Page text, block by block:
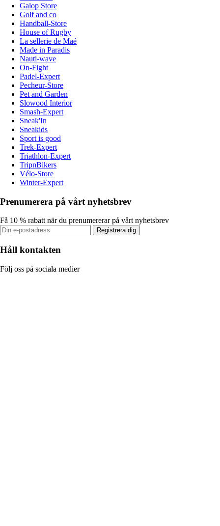
Galop Store
Golf and co
Handball-Store
House of Rugby
La sellerie de Maé
Made in Paradis
Nauti-wave
On-Fight
Padel-Expert
Pecheur-Store
Pet and Garden
Slowood Interior
Smash-Expert
Sneak'In
Sneakids
Sport is good
Trek-Expert
Triathlon-Expert
TripnBikers
Vélo-Store
Winter-Expert
Prenumerera på vårt nyhetsbrev
Få 10 % rabatt när du prenumererar på vårt nyhetsbrev
Registrera dig
Håll kontakten
Följ oss på sociala medier